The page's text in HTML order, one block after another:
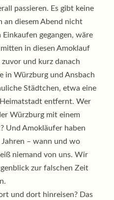
passieren. Es gibt keine
an diesem Abend nicht
gegangen, wäre
in diesen Amoklauf
und kurz danach
in Würzburg und Ansbach
Städtchen, etwa eine
entfernt. Wer
Würzburg mit einem
Und Amokläufer haben
– wann und wo
niemand von uns. Wir
zur falschen Zeit
und dort hinreisen? Das